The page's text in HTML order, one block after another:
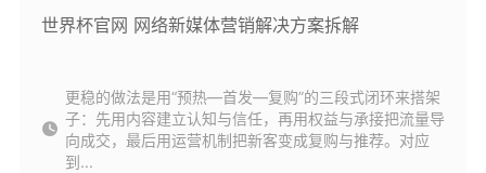
世界杯官网 网络新媒体营销解决方案拆解
更稳的做法是用“预热—首发—复购”的三段式闭环来搭架
子：先用内容建立认知与信任，再用权益与承接把流量导
向成交，最后用运营机制把新客变成复购与推荐。对应
到...